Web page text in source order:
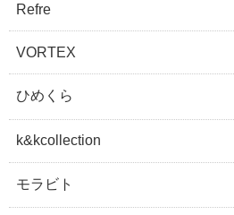
Refre
VORTEX
ひめくら
k&kcollection
モラビト